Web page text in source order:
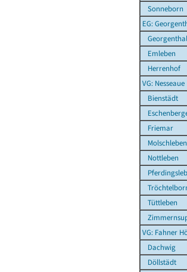
Sonneborn
EG:
Georgenthal
Emleben
Herrenhof
VG: Nesseaue
Bienstädt
Friemar
Molschleben
Nottleben
Tüttleben
VG: Fahner
Dachwig
Döllstädt